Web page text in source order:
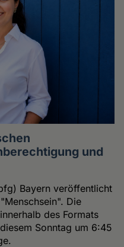
und
Bayern veröffentlicht
Die
des Formats
Sonntag um 6:45